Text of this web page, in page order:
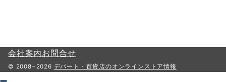
会社案内お問合せ
© 2008−2026 デパート・百貨店のオンラインストア情報